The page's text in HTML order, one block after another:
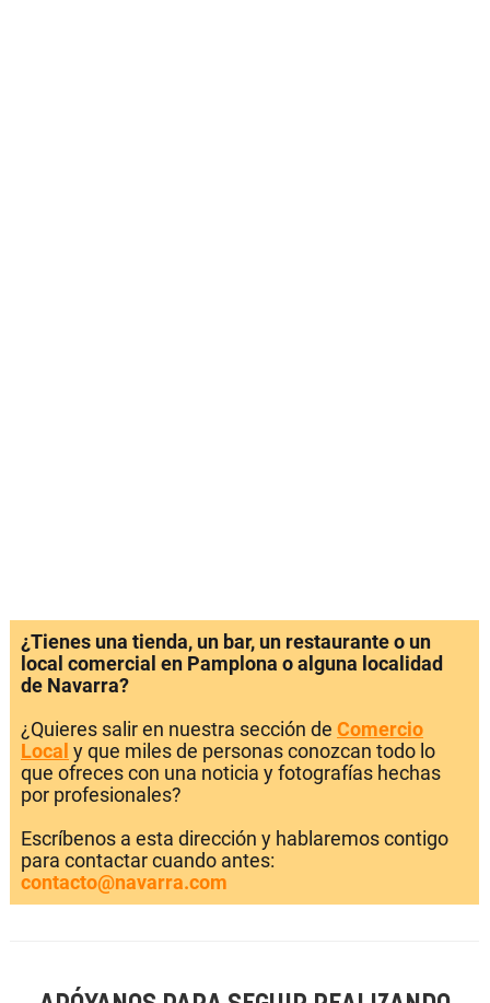
¿Tienes una tienda, un bar, un restaurante o un
local comercial en Pamplona o alguna localidad
de Navarra?
¿Quieres salir en nuestra sección de Comercio
Local y que miles de personas conozcan todo lo
que ofreces con una noticia y fotografías hechas
por profesionales?
Escríbenos a esta dirección y hablaremos contigo
para contactar cuando antes:
contacto@navarra.com